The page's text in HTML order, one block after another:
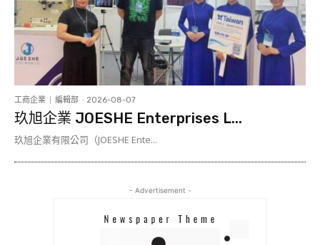
工商企業 編輯部 - 2026-08-07
玖旭企業 JOESHE Enterprises L...
玖旭企業有限公司（JOESHE Ente...
- Advertisement -